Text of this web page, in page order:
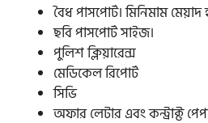
বৈধ পাসপোর্ট। মিনিমাম
ছবি পাসপোর্ট সাইজ।
পুলিশ ক্লিয়ারেন্স
মেডিকেল রিপোর্ট
সিভি
অফার লেটার এবং কন্ট্রাক্ট